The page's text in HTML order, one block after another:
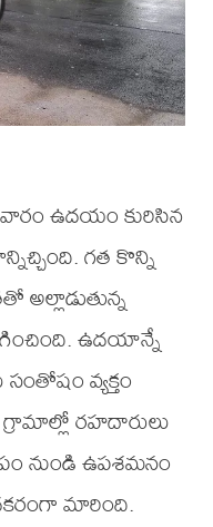
ఉదయం కురిసిన
గత కొన్ని
ఉదయాన్నే
వ్యక్తం
రహదారులు
ఉపశమనం
మారింది.